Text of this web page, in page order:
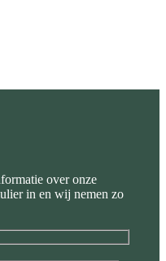
over onze
in en wij nemen zo